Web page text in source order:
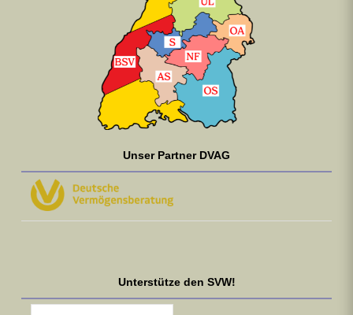
Unser Partner DVAG
Unterstütze den SVW!